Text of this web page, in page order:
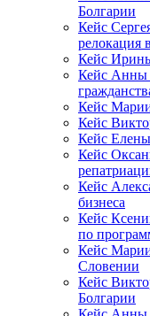
Болгарии
Кейс
релокация
Кейс
Кейс Анны
Кейс
Кейс
Кейс
Кейс
Кейс
бизнеса
Кейс
по
Кейс
Словении
Кейс
Болгарии